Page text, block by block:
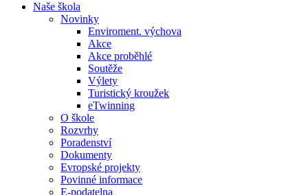
Naše škola
Novinky
Enviroment. výchova
Akce
Akce proběhlé
Soutěže
Výlety
Turistický kroužek
eTwinning
O škole
Rozvrhy
Poradenství
Dokumenty
Evropské projekty
Povinné informace
E-podatelna